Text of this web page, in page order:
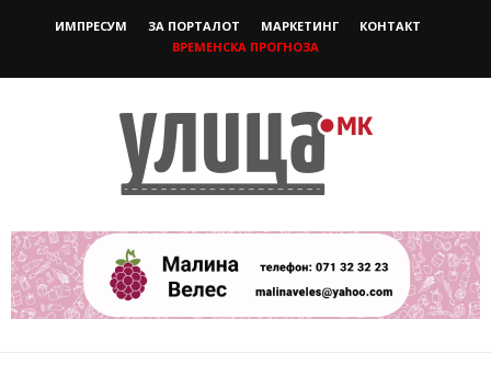
ИМПРЕСУМ ЗА ПОРТАЛОТ МАРКЕТИНГ
КОНТАКТ
ВРЕМЕНСКА ПРОГНОЗА